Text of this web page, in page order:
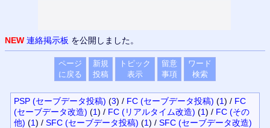
NEW 連絡掲示板 を公開しました。
ページ
に戻る
新規
投稿
トピック
表示
留意
事項
ワード
検索
PSP (セーブデータ投稿) (3) / FC (セーブデータ投稿) (1) / FC
(セーブデータ改造) (1) / FC (リアルタイム改造) (1) / FC (その
他) (1) / SFC (セーブデータ投稿) (1) / SFC (セーブデータ改造)